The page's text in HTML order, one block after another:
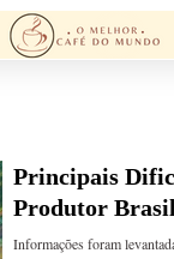
Principais
Produtor
Informações foram